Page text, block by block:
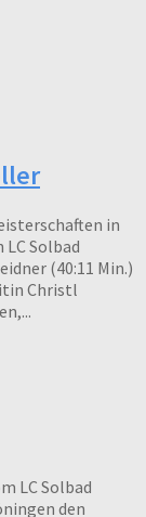
in
Solbad
(40:11 Min.)
Christl
LC Solbad
den